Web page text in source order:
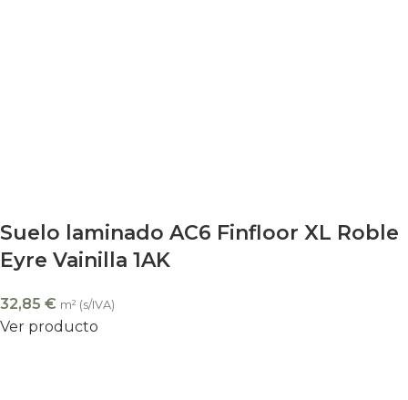
Suelo laminado AC6 Finfloor XL Roble
Eyre Vainilla 1AK
32,85 € m² (s/IVA)
Ver producto